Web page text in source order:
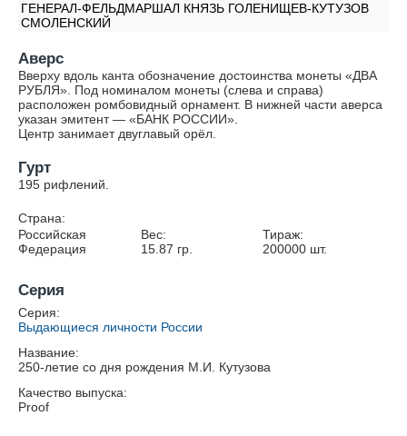
ГЕНЕРАЛ-ФЕЛЬДМАРШАЛ КНЯЗЬ ГОЛЕНИЩЕВ-КУТУЗОВ
СМОЛЕНСКИЙ
Аверс
Вверху вдоль канта обозначение достоинства монеты «ДВА
РУБЛЯ». Под номиналом монеты (слева и справа)
расположен ромбовидный орнамент. В нижней части аверса
указан эмитент — «БАНК РОССИИ».
Центр занимает двуглавый орёл.
Гурт
195 рифлений.
Страна:
Российская
Федерация
Вес:
15.87 гр.
Тираж:
200000 шт.
Серия
Серия:
Выдающиеся личности России
Название:
250-летие со дня рождения М.И. Кутузова
Качество выпуска:
Proof